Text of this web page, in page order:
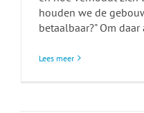
houden we de
betaalbaar?" Om daar
Lees meer